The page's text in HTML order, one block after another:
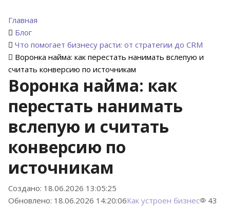
Главная
Блог
Что помогает бизнесу расти: от стратегии до CRM
Воронка найма: как перестать нанимать вслепую и
считать конверсию по источникам
Воронка найма: как
перестать нанимать
вслепую и считать
конверсию по
источникам
Создано: 18.06.2026 13:05:25
Обновлено: 18.06.2026 14:20:06Как устроен бизнес
43